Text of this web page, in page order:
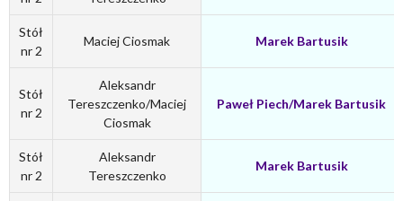
Stół
nr 2
Maciej Ciosmak Marek Bartusik
Stół
nr 2
Aleksandr
Tereszczenko/Maciej
Ciosmak
Paweł Piech/Marek Bartusik
Stół
nr 2
Aleksandr
Tereszczenko
Marek Bartusik